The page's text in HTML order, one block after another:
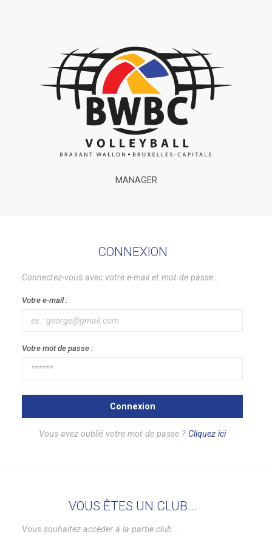
MANAGER
CONNEXION
Connectez-vous avec votre e-mail et mot de passe...
Votre e-mail :
Votre mot de passe :
Connexion
Vous avez oublié votre mot de passe ? Cliquez ici
VOUS ÊTES UN CLUB...
Vous souhaitez accèder à la partie club ...